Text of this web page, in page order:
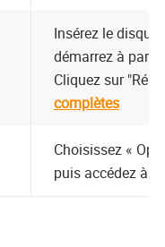
Insérez le
démarrez à
Cliquez sur
complètes
Choisissez «
puis accédez à